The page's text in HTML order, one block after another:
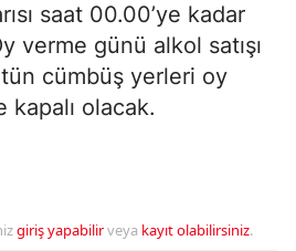
saat 00.00’ye kadar
verme günü alkol satışı
cümbüş yerleri oy
olacak.
giriş yapabilirveya kayıt olabilirsiniz.